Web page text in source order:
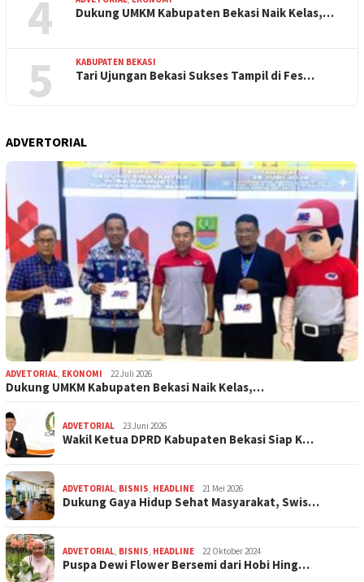
4 Dukung UMKM Kabupaten Bekasi Naik Kelas,…
5 KABUPATEN BEKASI
Tari Ujungan Bekasi Sukses Tampil di Fes…
ADVERTORIAL
ADVETORIAL, EKONOMI 22 Juli 2026
Dukung UMKM Kabupaten Bekasi Naik Kelas,…
ADVETORIAL 23 Juni 2026
Wakil Ketua DPRD Kabupaten Bekasi Siap K…
ADVETORIAL, BISNIS, HEADLINE 21 Mei 2026
Dukung Gaya Hidup Sehat Masyarakat, Swis…
ADVETORIAL, BISNIS, HEADLINE 22 Oktober 2024
Puspa Dewi Flower Bersemi dari Hobi Hing…